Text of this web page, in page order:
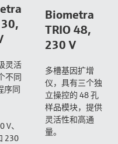
灵活
不同
序同
V、
230
Biometra
TRIO 48,
230 V
多槽基因扩增
仪，具有三个独
立操控的 48 孔
样品模块，提供
灵活性和高通
量。